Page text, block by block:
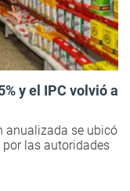
y el IPC volvió a
anualizada se ubicó
por las autoridades